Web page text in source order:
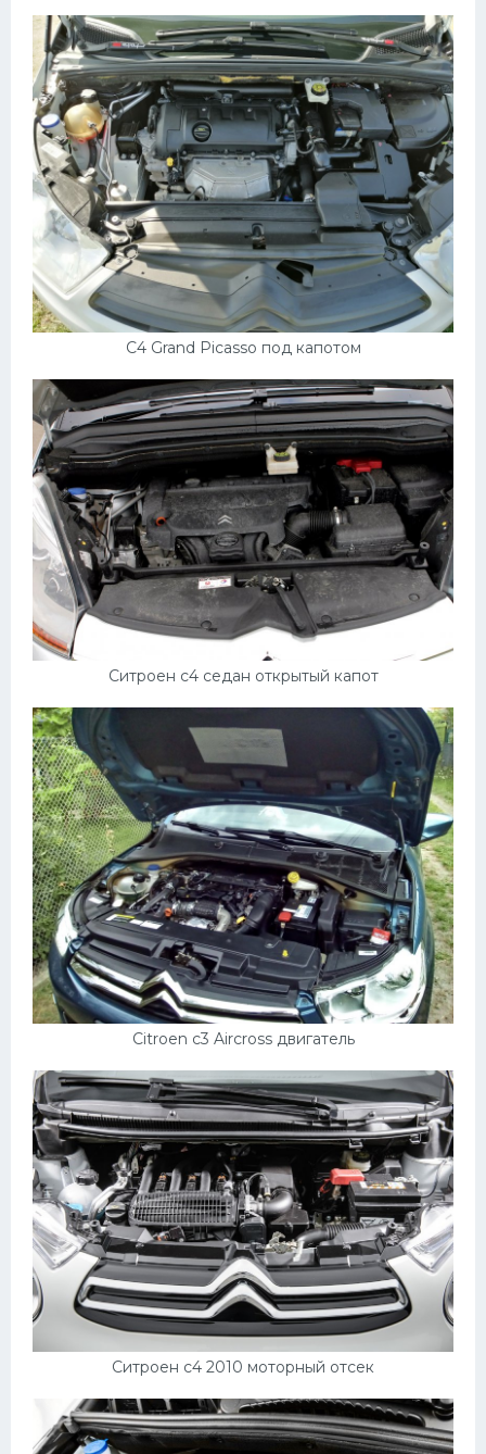
C4 Grand Picasso под капотом
Ситроен с4 седан открытый капот
Citroen c3 Aircross двигатель
Ситроен с4 2010 моторный отсек